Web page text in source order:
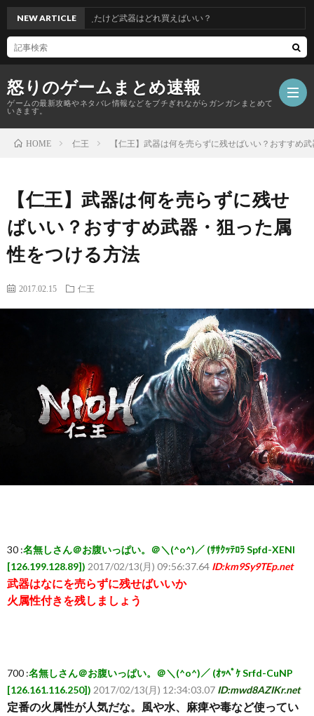
怒りのゲームまとめ速報
ゲームの最新攻略やネタバレ情報などをブチぎれながらガンガンまとめて
いきます。
ム
ま
と
め
報】
NEW ARTICLE
代兵装の防具揃えたけど武器はどれ買えばいい？
HOME 仁王 【仁王】武器は何を売らずに残せばいい？おすすめ
【仁王】武器は何を売らずに残せ
ばいい？おすすめ武器・狙った属
性をつける方法
2017.02.15 仁王
30 :名無しさん＠お腹いっぱい。＠＼(^o^)／ (ｻｻｸｯﾃﾛﾗ Spfd-XENI
[126.199.128.89]) 2017/02/13(月) 09:56:37.64 ID:km9Sy9TEp.net
武器はなにを売らずに残せばいいか
火属性付きを残しましょう
700 :名無しさん＠お腹いっぱい。＠＼(^o^)／ (ｵｯﾍﾟｹ Srfd-CuNP
[126.161.116.250]) 2017/02/13(月) 12:34:03.07 ID:mwd8AZIKr.net
定番の火属性が人気だな。風や水、麻痺や毒など使ってい